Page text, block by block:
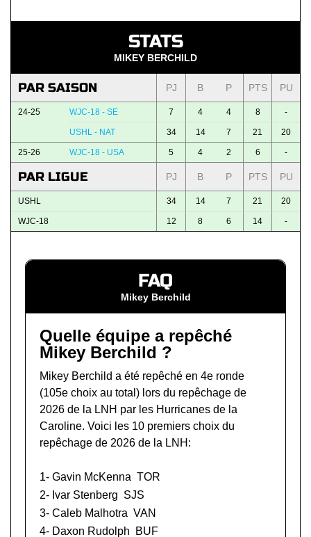
STATS
MIKEY BERCHILD
PAR SAISON PJ B P PTS PU
24-25 WJC-18 - SE 7 4 4 8 -
USHL - NAT 34 14 7 21 20
25-26 WJC-18 - USA 5 4 2 6 -
PAR LIGUE PJ B P PTS PU
USHL 34 14 7 21 20
WJC-18 12 8 6 14 -
FAQ
Mikey Berchild
Quelle équipe a repêché
Mikey Berchild ?
Mikey Berchild a été repêché en 4e ronde
(105e choix au total) lors du repêchage de
2026 de la LNH par les Hurricanes de la
Caroline. Voici les 10 premiers choix du
repêchage de 2026 de la LNH:
1- Gavin McKenna TOR
2- Ivar Stenberg SJS
3- Caleb Malhotra VAN
4- Daxon Rudolph BUF